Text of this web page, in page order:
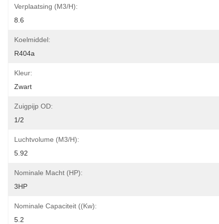
Verplaatsing (m3/h):
8.6
Koelmiddel:
R404a
Kleur:
Zwart
Zuigpijp OD:
1/2
Luchtvolume (m3/h):
5.92
Nominale Macht (HP):
3HP
Nominale Capaciteit ((kw):
5.2